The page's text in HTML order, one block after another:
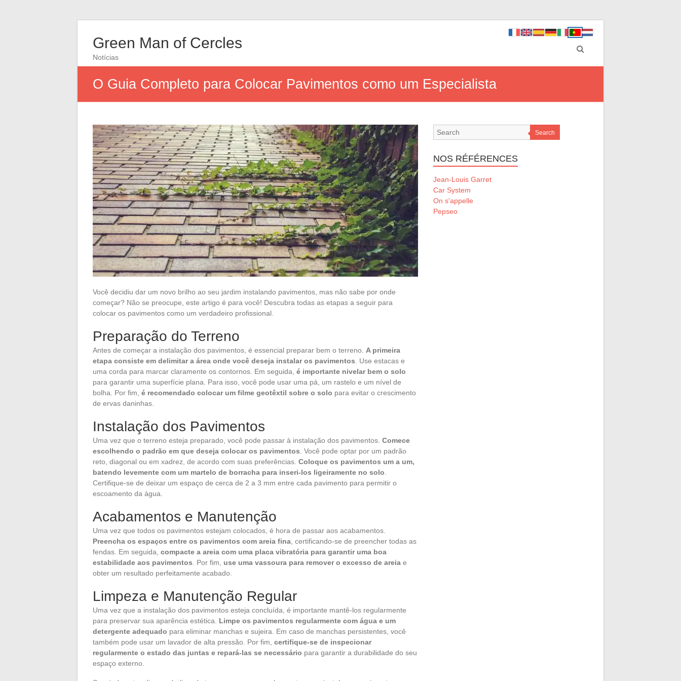
Green Man of Cercles
Notícias
O Guia Completo para Colocar Pavimentos como um Especialista
Você decidiu dar um novo brilho ao seu jardim instalando pavimentos, mas não sabe por onde
começar? Não se preocupe, este artigo é para você! Descubra todas as etapas a seguir para
colocar os pavimentos como um verdadeiro profissional.
Preparação do Terreno
Antes de começar a instalação dos pavimentos, é essencial preparar bem o terreno. A primeira
etapa consiste em delimitar a área onde você deseja instalar os pavimentos . Use estacas e
uma corda para marcar claramente os contornos. Em seguida, é importante nivelar bem o solo
para garantir uma superfície plana. Para isso, você pode usar uma pá, um rastelo e um nível de
bolha. Por fim, é recomendado colocar um filme geotêxtil sobre o solo para evitar o crescimento
de ervas daninhas.
Instalação dos Pavimentos
Uma vez que o terreno esteja preparado, você pode passar à instalação dos pavimentos. Comece
escolhendo o padrão em que deseja colocar os pavimentos . Você pode optar por um padrão
reto, diagonal ou em xadrez, de acordo com suas preferências. Coloque os pavimentos um a um,
batendo levemente com um martelo de borracha para inseri-los ligeiramente no solo
Certifique-se de deixar um espaço de cerca de 2 a 3 mm entre cada pavimento para permitir o
escoamento da água.
Acabamentos e Manutenção
Uma vez que todos os pavimentos estejam colocados, é hora de passar aos acabamentos.
Preencha os espaços entre os pavimentos com areia fina , certificando-se de preencher todas as
fendas. Em seguida, compacte a areia com uma placa vibratória para garantir uma boa
estabilidade aos pavimentos . Por fim, use uma vassoura para remover o excesso de areia e
obter um resultado perfeitamente acabado.
Limpeza e Manutenção Regular
Uma vez que a instalação dos pavimentos esteja concluída, é importante mantê-los regularmente
para preservar sua aparência estética. Limpe os pavimentos regularmente com água e um
detergente adequado para eliminar manchas e sujeira. Em caso de manchas persistentes, você
também pode usar um lavador de alta pressão. Por fim, certifique-se de inspecionar
regularmente o estado das juntas e repará-las se necessário para garantir a durabilidade do seu
espaço externo.
Search
NOS RÉFÉRENCES
Jean-Louis Garret
Car System
On s'appelle
Pepseo